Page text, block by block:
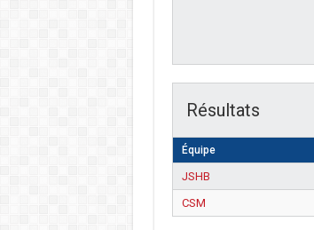
Résultats
Équipe
JSHB
CSM